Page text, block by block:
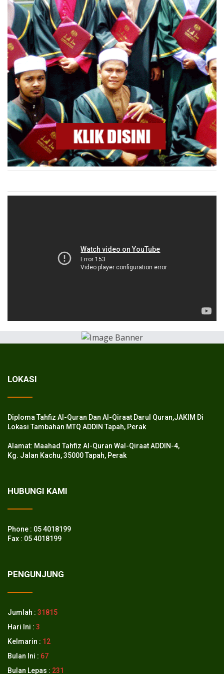
LOKASI
Diploma Tahfiz Al-Quran Dan Al-Qiraat Darul Quran,JAKIM Di
Lokasi Tambahan MTQ ADDIN Tapah, Perak
Alamat: Maahad Tahfiz Al-Quran Wal-Qiraat ADDIN-4,
Kg. Jalan Kachu, 35000 Tapah, Perak
HUBUNGI KAMI
Phone : 05 4018199
Fax : 05 4018199
PENGUNJUNG
Jumlah : 31815
Hari Ini : 3
Kelmarin : 12
Bulan Ini : 67
Bulan Lepas : 231